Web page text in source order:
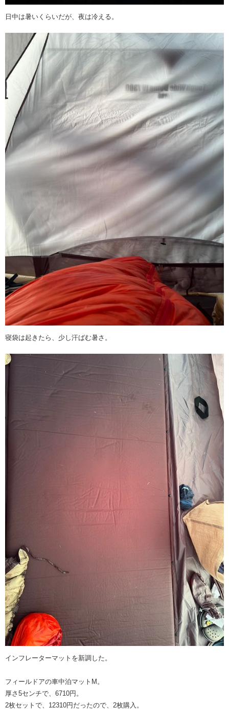
日中は暑いくらいだが、夜は冷える。
寝袋は起きたら、少し汗ばむ暑さ。
インフレーターマットを新調した。
フィールドアの車中泊マットM。
厚さ5センチで、6710円。
2枚セットで、12310円だったので、2枚購入。